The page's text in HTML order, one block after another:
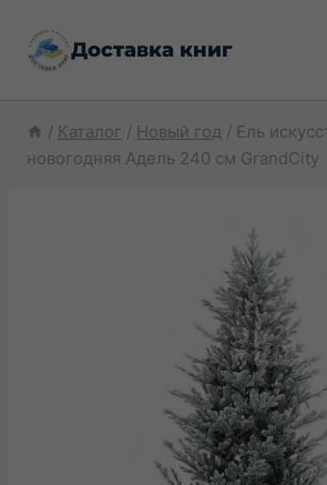
Доставка книг
/ Каталог / Новый год / Ель
новогодняя Адель 240 см GrandCity